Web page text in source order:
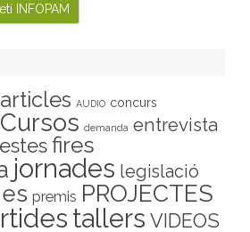
articles AUDIO concurs
Cursos demanda entrevista
fires
jornades legislació
premis PROJECTES
tallers VIDEOS